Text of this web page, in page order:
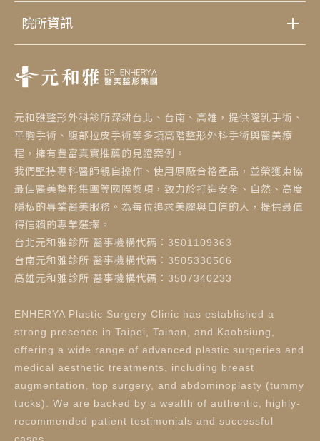
院所資訊
元和雅整形外科診所深耕台北、台南、高雄，提供隆乳手術、
平胸手術、腹部拉皮手術等多項高階整形外科手術與醫美療
程，擁有豐富真實推薦的見證案例。
我們堅持專科醫師親自操作、使用原廠合格產品，並榮獲東協
最佳醫美整形集團等國際獎項，致力於打造安全、自然、高度
隱私的專業醫美服務。為每位追求美麗與自信的人，提供最值
得信賴的專業選擇。
台北元和雅診所 醫事機構代碼：3501109363
台南元和雅診所 醫事機構代碼：3505330506
高雄元和雅診所 醫事機構代碼：3507340233
ENHERYA Plastic Surgery Clinic has established a
strong presence in Taipei, Tainan, and Kaohsiung,
offering a wide range of advanced plastic surgeries and
medical aesthetic treatments, including breast
augmentation, top surgery, and abdominoplasty (tummy
tucks). We are backed by a wealth of authentic, highly-
recommended patient testimonials and successful
cases.